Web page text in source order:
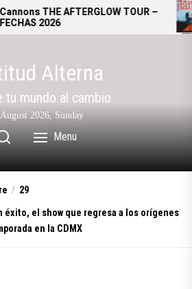
AFTERGLOW TOUR –
Alterna
tu mundo al cambio
2026, Sunday
Menu
29
éxito, el show que regresa a los orígenes
en la CDMX